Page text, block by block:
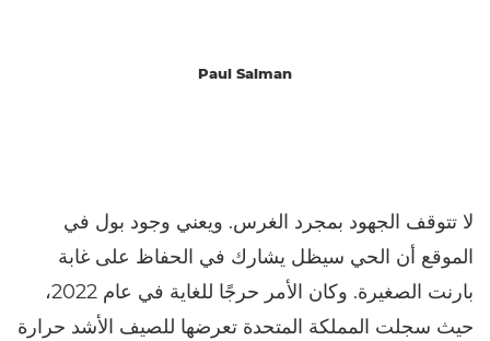
Paul Salman
لا تتوقف الجهود بمجرد الغرس. ويعني وجود بول في
الموقع أن الحي سيظل يشارك في الحفاظ على غابة
بارنت الصغيرة. وكان الأمر حرجًا للغاية في عام 2022،
حيث سجلت المملكة المتحدة تعرضها للصيف الأشد حرارة